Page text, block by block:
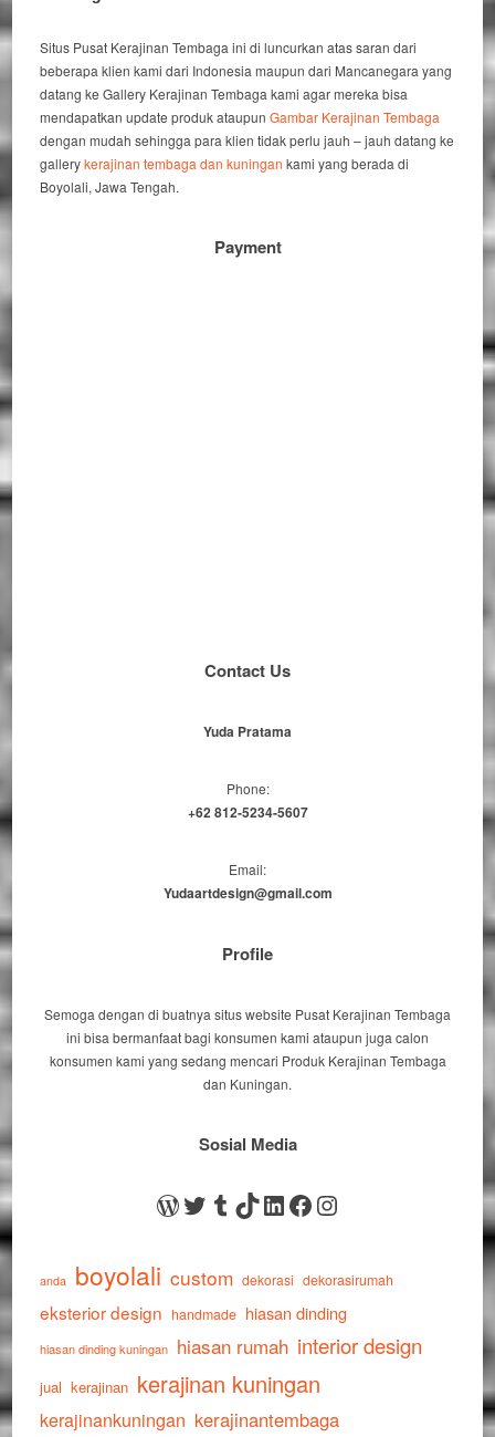
Situs Pusat Kerajinan Tembaga ini di luncurkan atas saran dari
beberapa klien kami dari Indonesia maupun dari Mancanegara yang
datang ke Gallery Kerajinan Tembaga kami agar mereka bisa
mendapatkan update produk ataupunGambar Kerajinan Tembaga
dengan mudah sehingga para klien tidak perlu jauh – jauh datang ke
gallerykerajinan tembaga dan kuningan kami yang berada di
Boyolali, Jawa Tengah.
Payment
Contact Us
Yuda Pratama
Phone:
+62 812-5234-5607
Email:
Yudaartdesign@gmail.com
Profile
Semoga dengan di buatnya situs website Pusat Kerajinan Tembaga
ini bisa bermanfaat bagi konsumen kami ataupun juga calon
konsumen kami yang sedang mencari Produk Kerajinan Tembaga
dan Kuningan.
Sosial Media
WordPress
Twitter
Tumblr
TikTok
LinkedIn
Facebook
Instagram
anda boyolali custom dekorasi dekorasirumah
eksterior design handmade hiasan dinding
hiasan dinding kuningan hiasan rumah interior design
jual kerajinan kerajinan kuningan
kerajinankuningan kerajinantembaga